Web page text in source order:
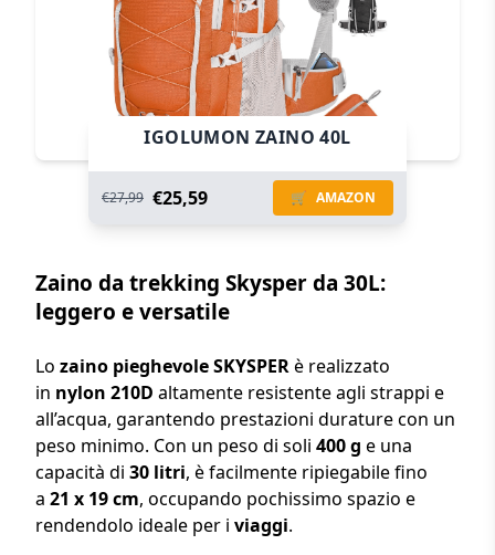
IGOLUMON ZAINO 40L
€27,99 €25,59 🛒 AMAZON
Zaino da trekking Skysper da 30L:
leggero e versatile
Lo zaino pieghevole SKYSPERè realizzato
in nylon 210D altamente resistente agli strappi e
all’acqua, garantendo prestazioni durature con un
peso minimo. Con un peso di soli 400 g e una
capacità di 30 litri, è facilmente ripiegabile fino
a 21 x 19 cm, occupando pochissimo spazio e
rendendolo ideale per i viaggi.